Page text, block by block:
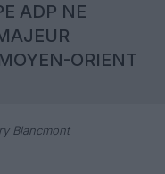
ADP NE
ORIENT
Blancmont